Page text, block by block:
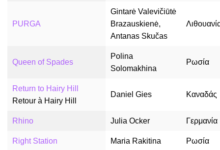
PURGA
Gintarė Valevičiūtė
Brazauskienė,
Antanas Skučas
Queen of Spades
Polina
Solomakhina
Ρωσία
Return to Hairy Hill
Retour à Hairy Hill
Daniel Gies Καναδάς
Rhino Julia Ocker Γερμανία
Right Station Maria Rakitina Ρωσία